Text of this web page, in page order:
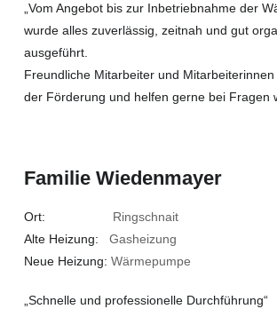
„Vom Angebot bis zur Inbetriebnahme der
wurde alles zuverlässig, zeitnah und gut
ausgeführt.
Freundliche Mitarbeiter und
der Förderung und helfen gerne bei Fragen
Familie Wiedenmayer
Ort: Ringschnait
Alte Heizung: Gasheizung
Neue Heizung: Wärmepumpe
„Schnelle und professionelle Durchführung“